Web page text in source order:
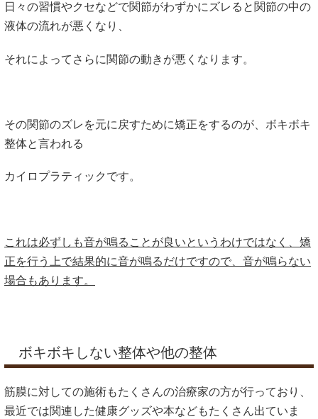
日々の習慣やクセなどで関節がわずかにズレると関節の中の
液体の流れが悪くなり、
それによってさらに関節の動きが悪くなります。
その関節のズレを元に戻すために矯正をするのが、ボキボキ
整体と言われる
カイロプラティックです。
これは必ずしも音が鳴ることが良いというわけではなく、矯
正を行う上で結果的に音が鳴るだけですので、音が鳴らない
場合もあります。
ボキボキしない整体や他の整体
筋膜に対しての施術もたくさんの治療家の方が行っており、
最近では関連した健康グッズや本などもたくさん出ていま